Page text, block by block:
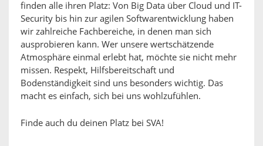
finden alle ihren Platz: Von Big Data über Cloud und IT-
Security bis hin zur agilen Softwarentwicklung haben
wir zahlreiche Fachbereiche, in denen man sich
ausprobieren kann. Wer unsere wertschätzende
Atmosphäre einmal erlebt hat, möchte sie nicht mehr
missen. Respekt, Hilfsbereitschaft und
Bodenständigkeit sind uns besonders wichtig. Das
macht es einfach, sich bei uns wohlzufühlen.
Finde auch du deinen Platz bei SVA!